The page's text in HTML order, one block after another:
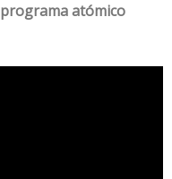
programa atómico